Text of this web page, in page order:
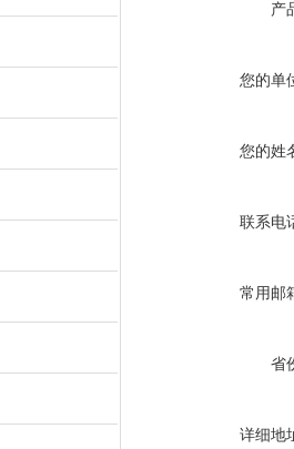
产
您的单
您的姓
联系电
常用邮
省
详细地